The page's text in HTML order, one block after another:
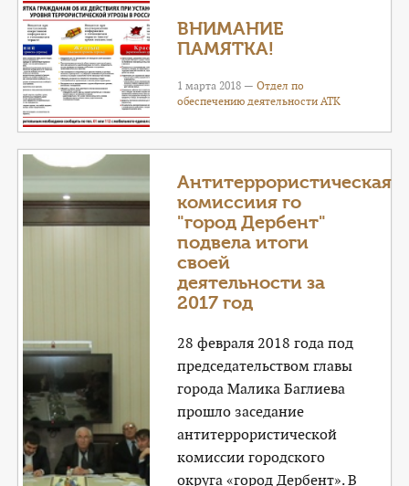
ВНИМАНИЕ
ПАМЯТКА!
1 марта 2018 —Отдел по
обеспечению деятельности АТК
Антитеррористическая
комиссиия го
"город Дербент"
подвела итоги
своей
деятельности за
2017 год
28 февраля 2018 года под
председательством главы
города Малика Баглиева
прошло заседание
антитеррористической
комиссии городского
округа «город Дербент». В